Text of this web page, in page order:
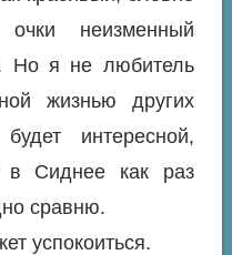
неизменный
Но я не любитель
жизнью других
интересной,
Сиднее как раз
сравню.
успокоиться.